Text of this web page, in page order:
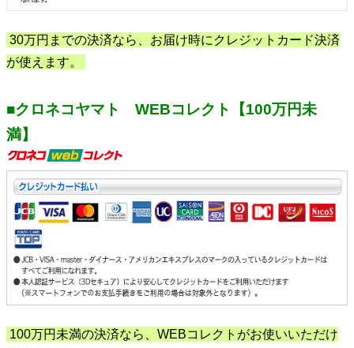
30万円までの決済なら、お届け時にクレジットカード決済
が使えます。
■クロネコヤマト WEBコレクト【100万円未
満】
100万円未満の決済なら、WEBコレクトがお使いいただけ